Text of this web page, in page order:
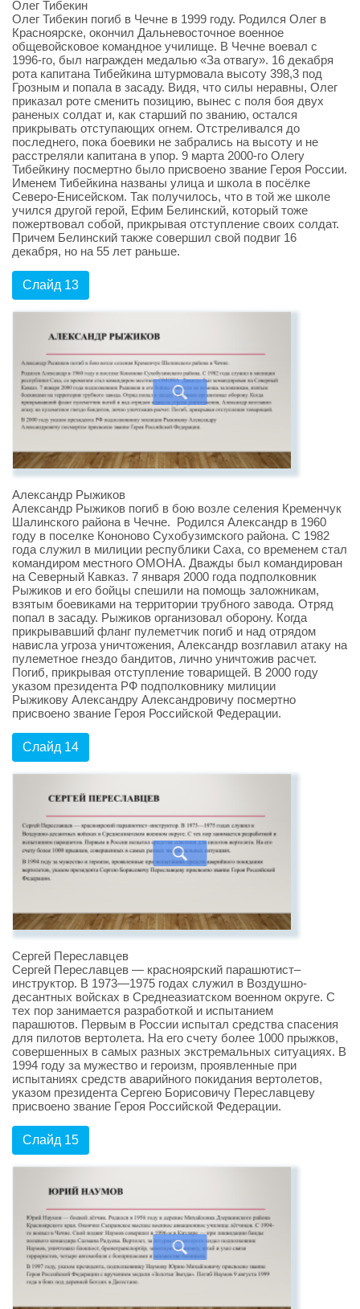
Олег Тибекин
Олег Тибекин погиб в Чечне в 1999 году. Родился Олег в
Красноярске, окончил Дальневосточное военное
общевойсковое командное училище. В Чечне воевал с
1996-го, был награжден медалью «За отвагу». 16 декабря
рота капитана Тибейкина штурмовала высоту 398,3 под
Грозным и попала в засаду. Видя, что силы неравны, Олег
приказал роте сменить позицию, вынес с поля боя двух
раненых солдат и, как старший по званию, остался
прикрывать отступающих огнем. Отстреливался до
последнего, пока боевики не забрались на высоту и не
расстреляли капитана в упор. 9 марта 2000-го Олегу
Тибейкину посмертно было присвоено звание Героя России.
Именем Тибейкина названы улица и школа в посёлке
Северо-Енисейском. Так получилось, что в той же школе
учился другой герой, Ефим Белинский, который тоже
пожертвовал собой, прикрывая отступление своих солдат.
Причем Белинский также совершил свой подвиг 16
декабря, но на 55 лет раньше.
Слайд 13
Александр Рыжиков
Александр Рыжиков погиб в бою возле селения Кременчук
Шалинского района в Чечне. Родился Александр в 1960
году в поселке Кононово Сухобузимского района. С 1982
года служил в милиции республики Саха, со временем стал
командиром местного ОМОНА. Дважды был командирован
на Северный Кавказ. 7 января 2000 года подполковник
Рыжиков и его бойцы спешили на помощь заложникам,
взятым боевиками на территории трубного завода. Отряд
попал в засаду. Рыжиков организовал оборону. Когда
прикрывавший фланг пулеметчик погиб и над отрядом
нависла угроза уничтожения, Александр возглавил атаку на
пулеметное гнездо бандитов, лично уничтожив расчет.
Погиб, прикрывая отступление товарищей. В 2000 году
указом президента РФ подполковнику милиции
Рыжикову Александру Александровичу посмертно
присвоено звание Героя Российской Федерации.
Слайд 14
Сергей Переславцев
Сергей Переславцев — красноярский парашютист–
инструктор. В 1973—1975 годах служил в Воздушно-
десантных войсках в Среднеазиатском военном округе. С
тех пор занимается разработкой и испытанием
парашютов. Первым в России испытал средства спасения
для пилотов вертолета. На его счету более 1000 прыжков,
совершенных в самых разных экстремальных ситуациях. В
1994 году за мужество и героизм, проявленные при
испытаниях средств аварийного покидания вертолетов,
указом президента Сергею Борисовичу Переславцеву
присвоено звание Героя Российской Федерации.
Слайд 15